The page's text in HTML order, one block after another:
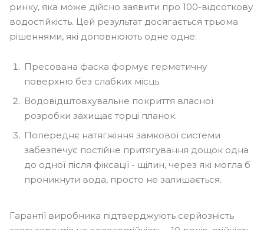
ринку, яка може дійсно заявити про 100-відсоткову
водостійкість. Цей результат досягається трьома
рішеннями, які доповнюють одне одне:
Пресована фаска формує герметичну
поверхню без слабких місць.
Водовідштовхувальне покриття власної
розробки захищає торці планок.
Попереднє натягжіння замкової системи
забезпечує постійне притягування дощок одна
до одної після фіксації - щілин, через які могла б
проникнути вода, просто не залишається.
Гарантії виробника підтверджують серйозність